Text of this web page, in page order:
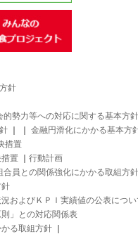
針
勢力等への対応に関する基本方針
金融円滑化にかかる基本方
措置
置
行動計画
合員との関係強化にかかる取組方針
針
およびＫＰＩ実績値の公表につい
」との対応関係表
る取組方針